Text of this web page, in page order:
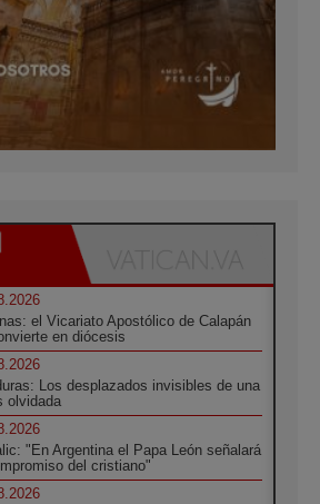
el Vicariato Apostólico de Calapán
en diócesis
Los desplazados invisibles de una
olvidada
"En Argentina el Papa León señalará
del cristiano"